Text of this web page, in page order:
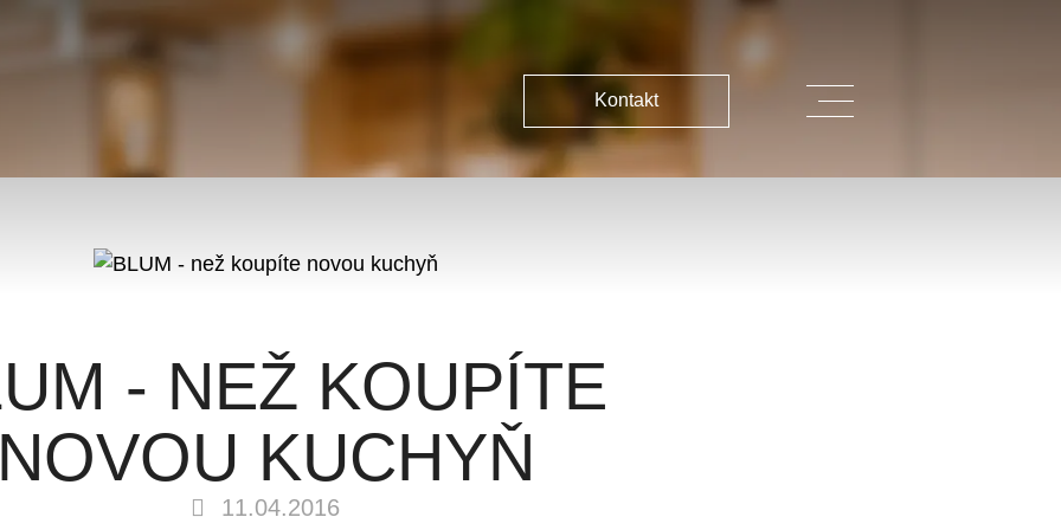
Kontakt
- NEŽ KOUPÍTE
KUCHYŇ
11.04.2016